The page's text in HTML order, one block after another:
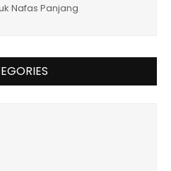
Nafas Panjang